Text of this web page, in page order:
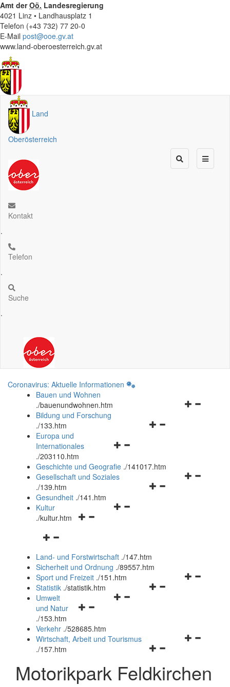
Amt derOö. Landesregierung
4021 Linz • Landhausplatz 1
Telefon (+43 732) 77 20-0
E-Mail post@ooe.gv.at
www.land-oberoesterreich.gv.at
Land
Oberösterreich
Kontakt
.
Telefon
.
Suche
.
Coronavirus: Aktuelle Informationen
Bauen und Wohnen
./bauenundwohnen.htm
Navigationsmenü
Bildung und Forschung
./133.htm
Navigationsmenü
und
schließen
Europa und
Internationales
./203110.htm
Geschichte und Geografie ./141017.htm
Navigationsmenü
Gesellschaft und Soziales
./139.htm
Navigationsmenü
Gesundheit ./141.htm
Navigationsmenü
Kultur
./kultur.htm
Navigationsmenü
und
schließen
Land- und Forstwirtschaft ./147.htm
Sicherheit und Ordnung ./89557.htm
Navigationsmenü
Sport und Freizeit ./151.htm
Navigationsmenü
Statistik ./statistik.htm
Navigationsmenü
und
schließen
Umwelt
und Natur
./153.htm
schließen
Verkehr ./528685.htm
Navigationsmenü
und
schließen
Wirtschaft, Arbeit und Tourismus
./157.htm
Motorikpark Feldkirchen